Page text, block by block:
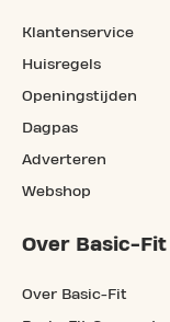
Klantenservice
Huisregels
Openingstijden
Dagpas
Adverteren
Webshop
Over Basic-Fit
Over Basic-Fit